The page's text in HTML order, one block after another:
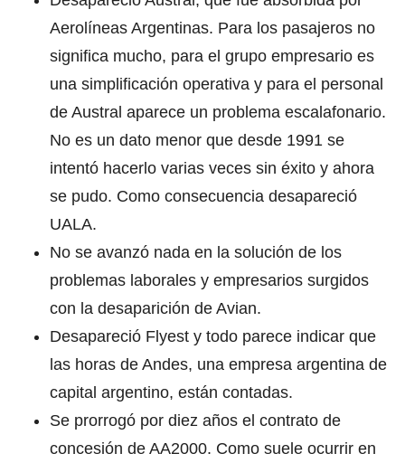
Aerolíneas Argentinas. Para los pasajeros no
significa mucho, para el grupo empresario es
una simplificación operativa y para el personal
de Austral aparece un problema escalafonario.
No es un dato menor que desde 1991 se
intentó hacerlo varias veces sin éxito y ahora
se pudo. Como consecuencia desapareció
UALA.
No se avanzó nada en la solución de los
problemas laborales y empresarios surgidos
con la desaparición de Avian.
Desapareció Flyest y todo parece indicar que
las horas de Andes, una empresa argentina de
capital argentino, están contadas.
Se prorrogó por diez años el contrato de
concesión de AA2000. Como suele ocurrir en